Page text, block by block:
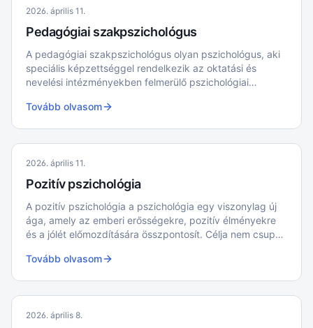
2026. április 11.
Pedagógiai szakpszichológus
A pedagógiai szakpszichológus olyan pszichológus, aki
speciális képzettséggel rendelkezik az oktatási és
nevelési intézményekben felmerülő pszichológiai
Tovább olvasom
2026. április 11.
Pozitív pszichológia
A pozitív pszichológia a pszichológia egy viszonylag új
ága, amely az emberi erősségekre, pozitív élményekre
és a jólét előmozdítására összpontosít. Célja nem csupán
teljesebbé tétele, az egyének és közösségek
Tovább olvasom
2026. április 8.